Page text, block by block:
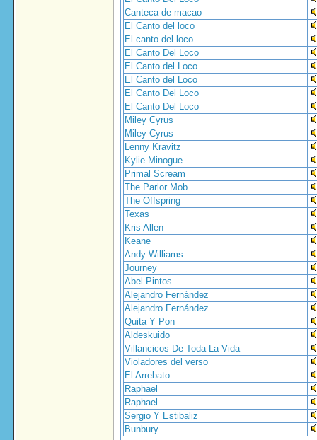
Canteca de macao
El Canto del loco
El canto del loco
El Canto Del Loco
El Canto del Loco
El Canto del Loco
El Canto Del Loco
El Canto Del Loco
Miley Cyrus
Miley Cyrus
Lenny Kravitz
Kylie Minogue
Primal Scream
The Parlor Mob
The Offspring
Texas
Kris Allen
Keane
Andy Williams
Journey
Abel Pintos
Alejandro Fernández
Alejandro Fernández
Quita Y Pon
Aldeskuido
Villancicos De Toda La Vida
Violadores del verso
El Arrebato
Raphael
Raphael
Sergio Y Estibaliz
Bunbury